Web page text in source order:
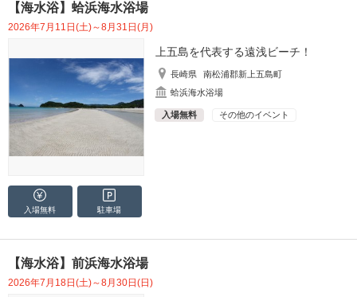
【海水浴】蛤浜海水浴場
2026年7月11日(土)～8月31日(月)
上五島を代表する遠浅ビーチ！
長崎県
南松浦郡新上五島町
蛤浜海水浴場
入場無料 その他のイベント
入場無料 駐車場
【海水浴】前浜海水浴場
2026年7月18日(土)～8月30日(日)